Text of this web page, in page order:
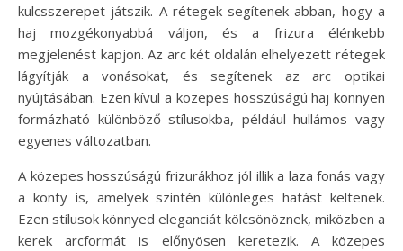
kulcsszerepet játszik. A rétegek segítenek abban, hogy a
haj mozgékonyabbá váljon, és a frizura élénkebb
megjelenést kapjon. Az arc két oldalán elhelyezett rétegek
lágyítják a vonásokat, és segítenek az arc optikai
nyújtásában. Ezen kívül a közepes hosszúságú haj könnyen
formázható különböző stílusokba, például hullámos vagy
egyenes változatban.
A közepes hosszúságú frizurákhoz jól illik a laza fonás vagy
a konty is, amelyek szintén különleges hatást keltenek.
Ezen stílusok könnyed eleganciát kölcsönöznek, miközben a
kerek arcformát is előnyösen keretezik. A közepes